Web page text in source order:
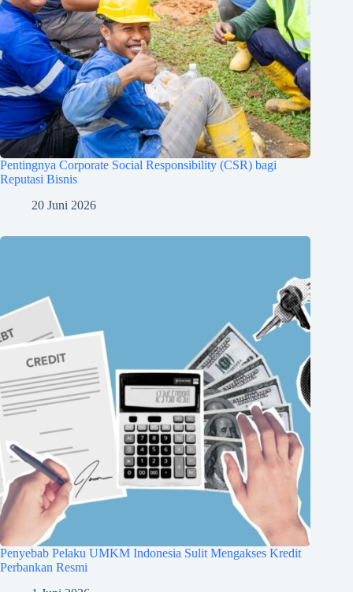
Pentingnya Corporate Social Responsibility (CSR) bagi
Reputasi Bisnis
20 Juni 2026
Penyebab Pelaku UMKM Indonesia Sulit Mengakses Kredit
Perbankan Resmi